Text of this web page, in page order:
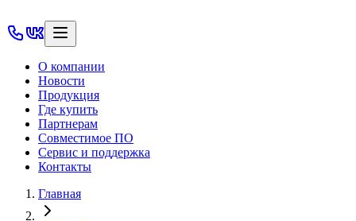
О компании
Новости
Продукция
Где купить
Партнерам
Совместимое ПО
Сервис и поддержка
Контакты
Главная